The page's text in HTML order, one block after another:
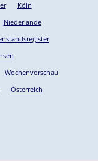
Köln
Niederlande
Wochenvorschau
Österreich